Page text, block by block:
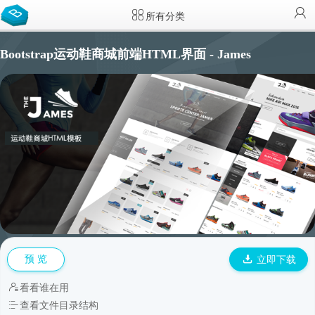
所有分类
Bootstrap运动鞋商城前端HTML界面 - James
预 览 立即下载
看看谁在用
查看文件目录结构